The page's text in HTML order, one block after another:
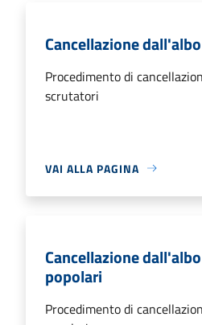
Cancellazione
Procedimento di
scrutatori
VAI ALLA PAGINA
Cancellazione
popolari
Procedimento di